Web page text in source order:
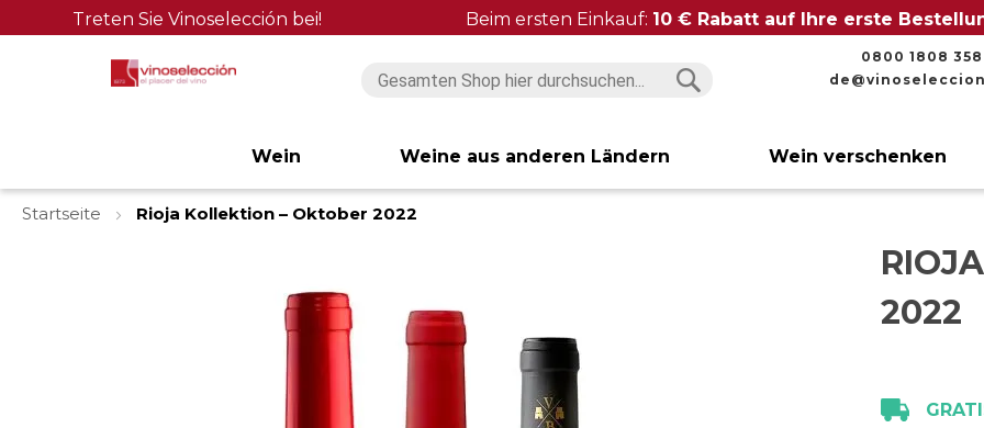
Treten Sie Vinoselección bei! Beim ersten Einkauf: 10 € Rabatt auf Ihre erste
0800 1808 358
Wein Weine aus anderen Ländern Wein verschenken
Startseite
Rioja Kollektion – Oktober 2022
2022